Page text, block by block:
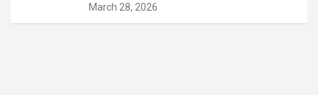
March 28, 2026